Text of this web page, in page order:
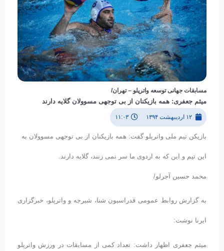
مسابقات جهانی توسعه واترپلو – تهران/
میثم جعفری: همه بازیکنان از بی توجهی مسوولان گلایه دارند
۱۲ اردیبهشت ۱۳۹۴ ۱۱:۰۳
بازیکن تیم ملی واترپلو گفت: همه بازیکنان از بی توجهی مسوولان به
این تیم و این که به اردوی ما سر نمی زنند، گلایه دارند.
محمد حسین آجرلو/
به گزارش روابط عمومی فدراسیون شنا، شیرجه و واترپلو، خبرگزاری
ایرنا نوشت:
میثم جعفری اظهار داشت: تعداد کمی از مسابقات در ورزش واترپلو